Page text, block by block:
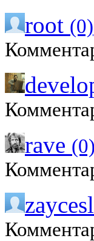
root (0)
rave (0)